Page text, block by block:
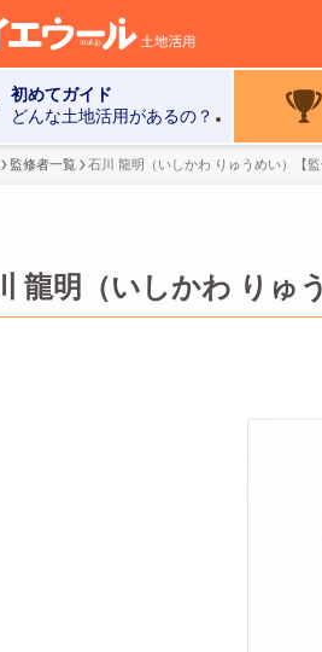
初めてガイド
どんな土地活用があるの？
監修者一覧 石川 龍明（いしかわ りゅうめい）【監
龍明（いしかわ りゅ